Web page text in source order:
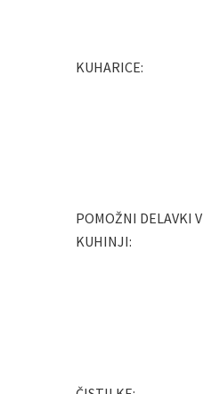
KUHARICE:
POMOŽNI DELAVKI V
KUHINJI: